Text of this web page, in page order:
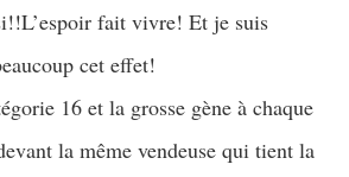
fait vivre! Et je suis
cet effet!
16 et la grosse gène à chaque
la même vendeuse qui tient la